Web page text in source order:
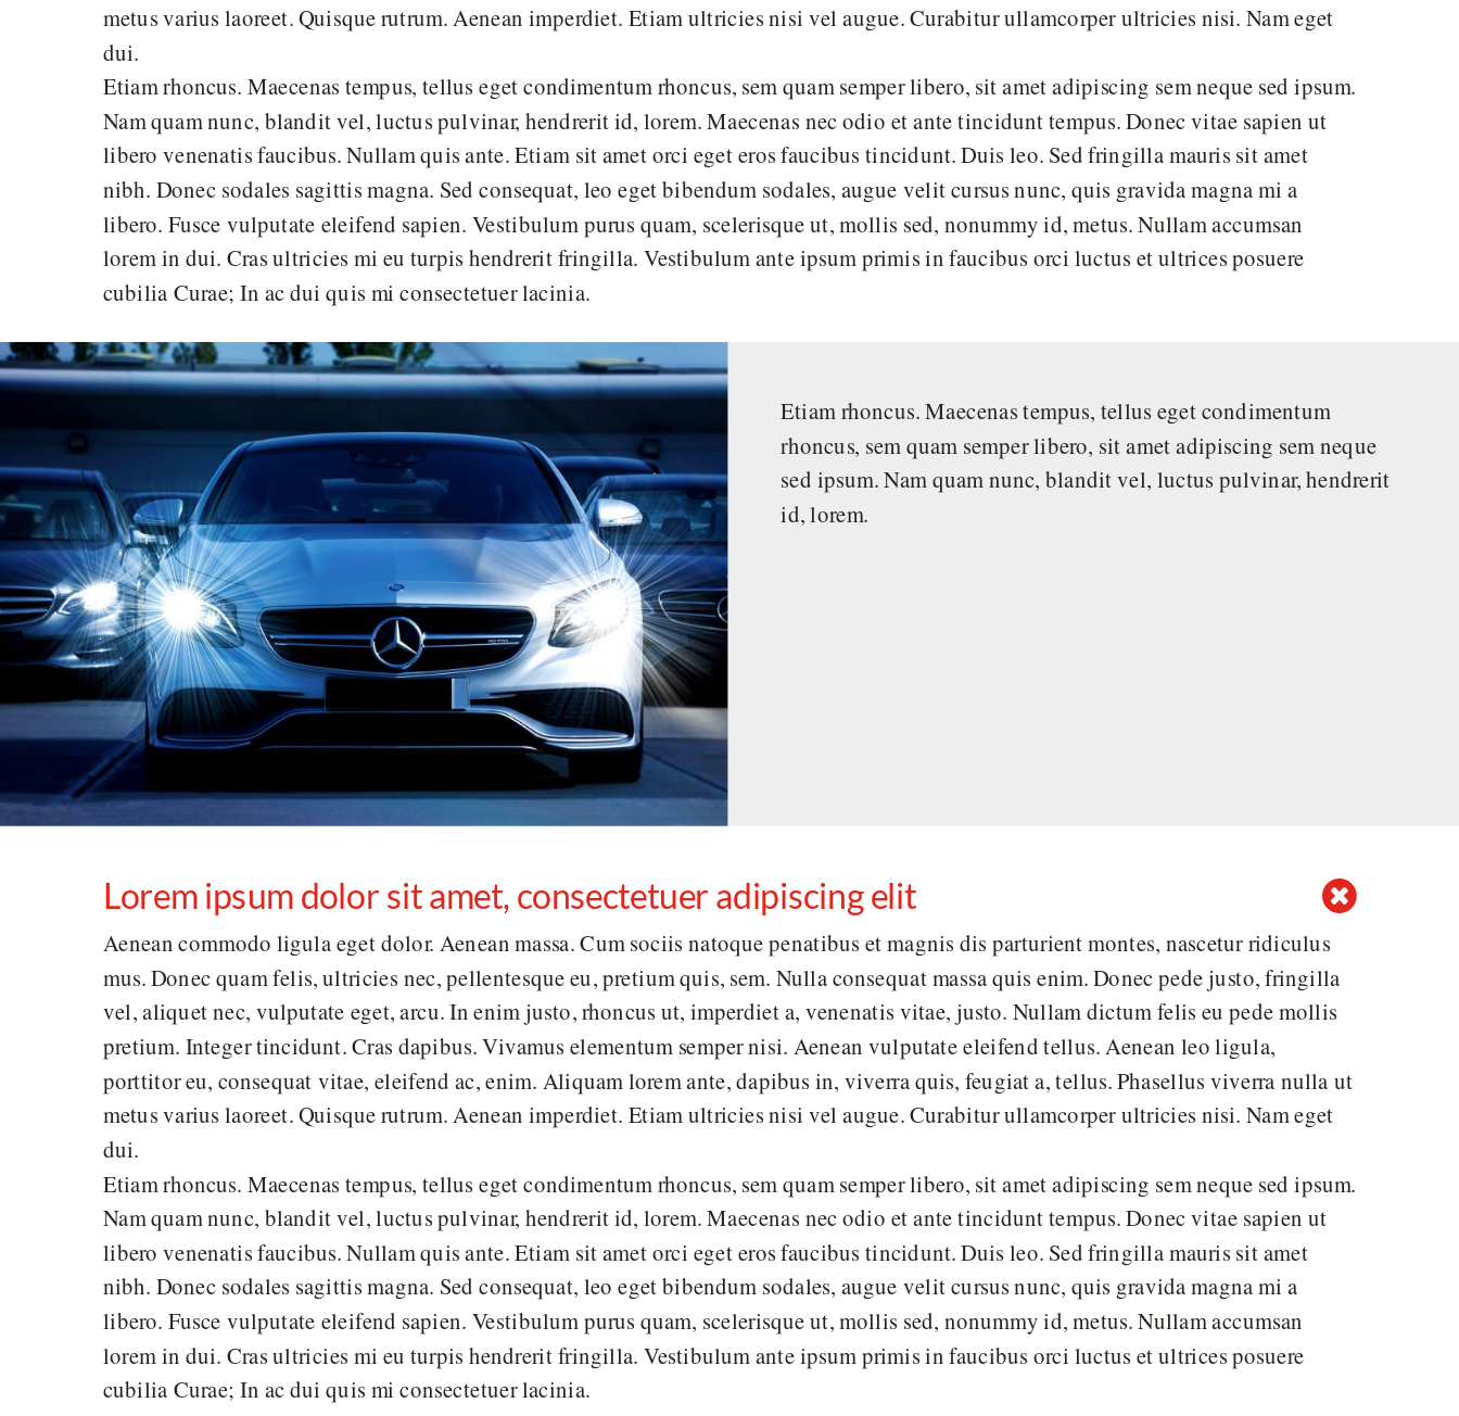
metus varius laoreet. Quisque rutrum. Aenean imperdiet. Etiam ultricies nisi vel augue. Curabitur ullamcorper ultricies nisi. Nam eget
dui.
Etiam rhoncus. Maecenas tempus, tellus eget condimentum rhoncus, sem quam semper libero, sit amet adipiscing sem neque sed ipsum.
Nam quam nunc, blandit vel, luctus pulvinar, hendrerit id, lorem. Maecenas nec odio et ante tincidunt tempus. Donec vitae sapien ut
libero venenatis faucibus. Nullam quis ante. Etiam sit amet orci eget eros faucibus tincidunt. Duis leo. Sed fringilla mauris sit amet
nibh. Donec sodales sagittis magna. Sed consequat, leo eget bibendum sodales, augue velit cursus nunc, quis gravida magna mi a
libero. Fusce vulputate eleifend sapien. Vestibulum purus quam, scelerisque ut, mollis sed, nonummy id, metus. Nullam accumsan
lorem in dui. Cras ultricies mi eu turpis hendrerit fringilla. Vestibulum ante ipsum primis in faucibus orci luctus et ultrices posuere
cubilia Curae; In ac dui quis mi consectetuer lacinia.
Etiam rhoncus. Maecenas tempus, tellus eget condimentum
rhoncus, sem quam semper libero, sit amet adipiscing sem neque
sed ipsum. Nam quam nunc, blandit vel, luctus pulvinar, hendrerit
id, lorem.

Lorem ipsum dolor sit amet, consectetuer adipiscing elit
Aenean commodo ligula eget dolor. Aenean massa. Cum sociis natoque penatibus et magnis dis parturient montes, nascetur ridiculus
mus. Donec quam felis, ultricies nec, pellentesque eu, pretium quis, sem. Nulla consequat massa quis enim. Donec pede justo, fringilla
vel, aliquet nec, vulputate eget, arcu. In enim justo, rhoncus ut, imperdiet a, venenatis vitae, justo. Nullam dictum felis eu pede mollis
pretium. Integer tincidunt. Cras dapibus. Vivamus elementum semper nisi. Aenean vulputate eleifend tellus. Aenean leo ligula,
porttitor eu, consequat vitae, eleifend ac, enim. Aliquam lorem ante, dapibus in, viverra quis, feugiat a, tellus. Phasellus viverra nulla ut
metus varius laoreet. Quisque rutrum. Aenean imperdiet. Etiam ultricies nisi vel augue. Curabitur ullamcorper ultricies nisi. Nam eget
dui.
Etiam rhoncus. Maecenas tempus, tellus eget condimentum rhoncus, sem quam semper libero, sit amet adipiscing sem neque sed ipsum.
Nam quam nunc, blandit vel, luctus pulvinar, hendrerit id, lorem. Maecenas nec odio et ante tincidunt tempus. Donec vitae sapien ut
libero venenatis faucibus. Nullam quis ante. Etiam sit amet orci eget eros faucibus tincidunt. Duis leo. Sed fringilla mauris sit amet
nibh. Donec sodales sagittis magna. Sed consequat, leo eget bibendum sodales, augue velit cursus nunc, quis gravida magna mi a
libero. Fusce vulputate eleifend sapien. Vestibulum purus quam, scelerisque ut, mollis sed, nonummy id, metus. Nullam accumsan
lorem in dui. Cras ultricies mi eu turpis hendrerit fringilla. Vestibulum ante ipsum primis in faucibus orci luctus et ultrices posuere
cubilia Curae; In ac dui quis mi consectetuer lacinia.